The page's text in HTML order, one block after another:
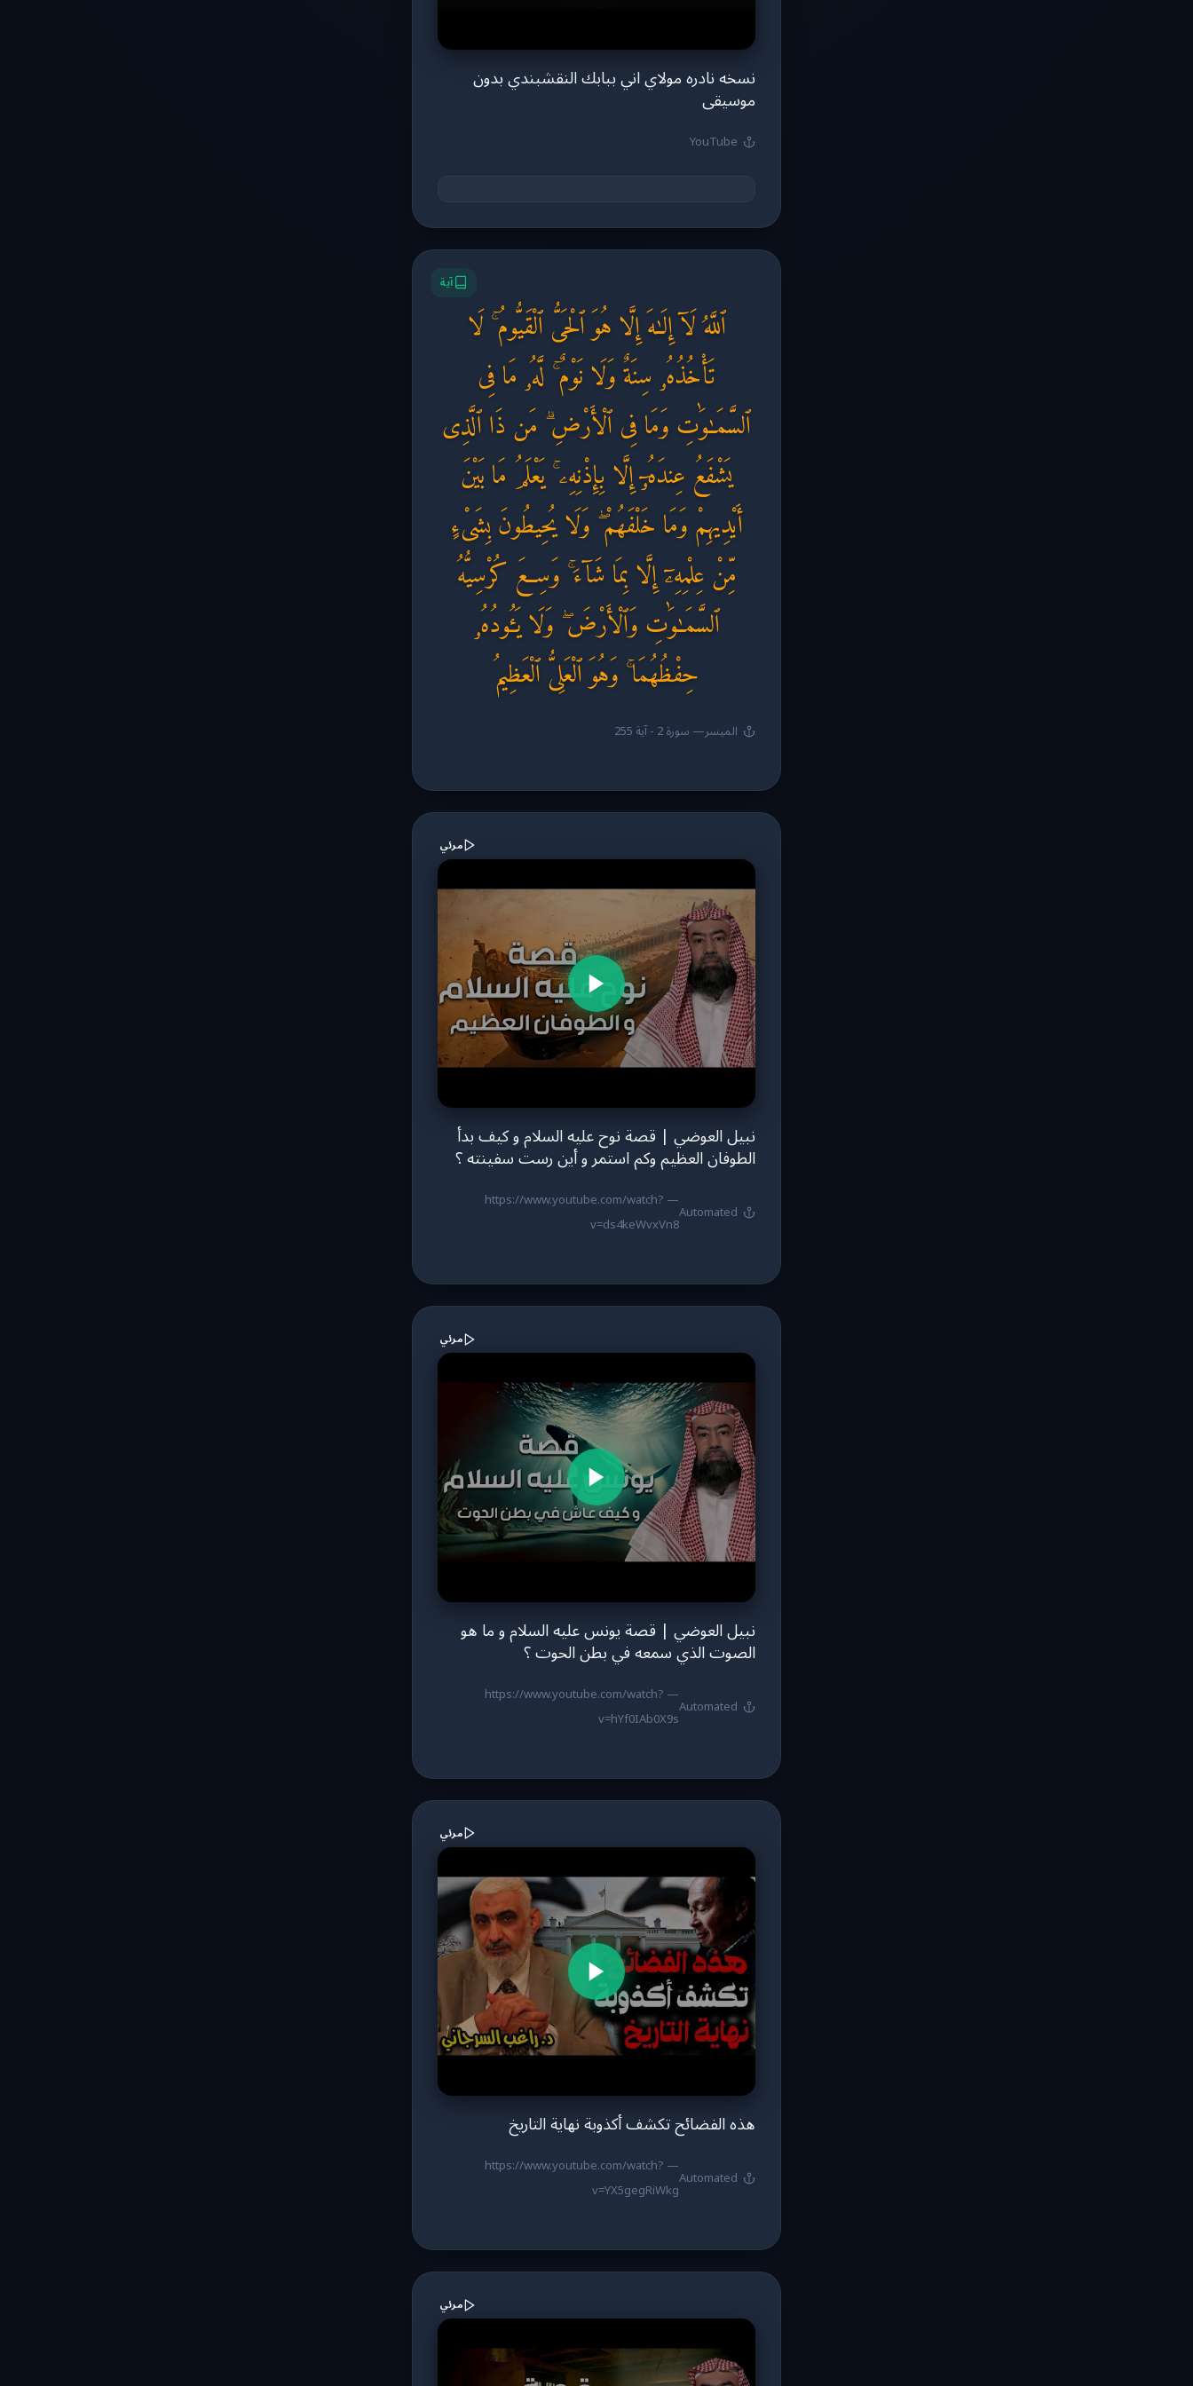
نسخه نادره مولاي اني ببابك النقشبندي بدون
موسيقى
YouTube
آية
ٱللَّهُ لَآ إِلَـٰهَ إِلَّا هُوَ ٱلْحَىُّ ٱلْقَيُّومُ ۚ لَا
تَأْخُذُهُۥ سِنَةٌ وَلَا نَوْمٌ ۚ لَّهُۥ مَا فِى
ٱلسَّمَـٰوَٰتِ وَمَا فِى ٱلْأَرْضِ ۗ مَن ذَا ٱلَّذِى
يَشْفَعُ عِندَهُۥٓ إِلَّا بِإِذْنِهِۦ ۚ يَعْلَمُ مَا بَيْنَ
أَيْدِيهِمْ وَمَا خَلْفَهُمْ ۖ وَلَا يُحِيطُونَ بِشَىْءٍ
مِّنْ عِلْمِهِۦٓ إِلَّا بِمَا شَآءَ ۚ وَسِعَ كُرْسِيُّهُ
ٱلسَّمَـٰوَٰتِ وَٱلْأَرْضَ ۖ وَلَا يَـُٔودُهُۥ
حِفْظُهُمَا ۚ وَهُوَ ٱلْعَلِىُّ ٱلْعَظِيمُ
المیسر—سورة 2 - آية 255
مرئي
نبيل العوضي | قصة نوح عليه السلام و كيف بدأ
الطوفان العظيم وكم استمر و أين رست سفينته ؟
Automated
—
https://www.youtube.com/watch?
v=ds4keWvxVn8
مرئي
نبيل العوضي | قصة يونس عليه السلام و ما هو
الصوت الذي سمعه في بطن الحوت ؟
Automated
—
https://www.youtube.com/watch?
v=hYf0IAb0X9s
مرئي
هذه الفضائح تكشف أكذوبة نهاية التاريخ
Automated
—
https://www.youtube.com/watch?
v=YX5gegRiWkg
مرئي